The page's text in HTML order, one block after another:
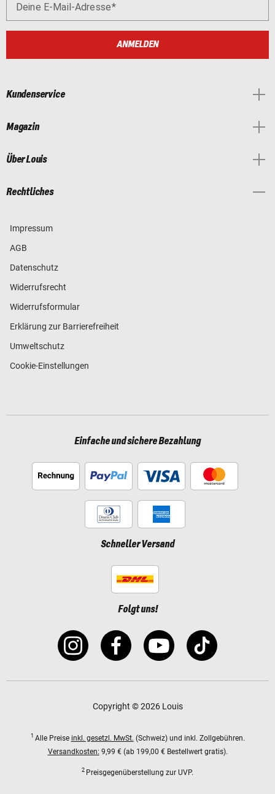
Deine E-Mail-Adresse
ANMELDEN
Kundenservice
Magazin
Über Louis
Rechtliches
Impressum
AGB
Datenschutz
Widerrufsrecht
Widerrufsformular
Erklärung zur Barrierefreiheit
Umweltschutz
Cookie-Einstellungen
Einfache und sichere Bezahlung
Schneller Versand
Folgt uns!
Copyright © 2026 Louis
1 Alle Preise inkl. gesetzl. MwSt. (Schweiz) und inkl. Zollgebühren.
Versandkosten: 9,99 € (ab 199,00 € Bestellwert gratis).
2 Preisgegenüberstellung zur UVP.